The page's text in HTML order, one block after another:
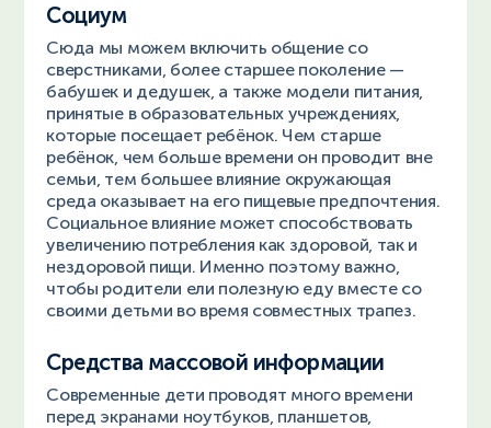
Социум
Сюда мы можем включить общение со
сверстниками, более старшее поколение —
бабушек и дедушек, а также модели питания,
принятые в образовательных учреждениях,
которые посещает ребёнок. Чем старше
ребёнок, чем больше времени он проводит вне
семьи, тем большее влияние окружающая
среда оказывает на его пищевые предпочтения.
Социальное влияние может способствовать
увеличению потребления как здоровой, так и
нездоровой пищи. Именно поэтому важно,
чтобы родители ели полезную еду вместе со
своими детьми во время совместных трапез.
Средства массовой информации
Современные дети проводят много времени
перед экранами ноутбуков, планшетов,